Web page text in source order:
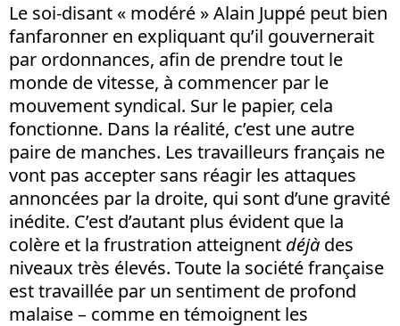
Le soi-disant « modéré » Alain Juppé peut bien
fanfaronner en expliquant qu’il gouvernerait
par ordonnances, afin de prendre tout le
monde de vitesse, à commencer par le
mouvement syndical. Sur le papier, cela
fonctionne. Dans la réalité, c’est une autre
paire de manches. Les travailleurs français ne
vont pas accepter sans réagir les attaques
annoncées par la droite, qui sont d’une gravité
inédite. C’est d’autant plus évident que la
colère et la frustration atteignent déjà des
niveaux très élevés. Toute la société française
est travaillée par un sentiment de profond
malaise – comme en témoignent les